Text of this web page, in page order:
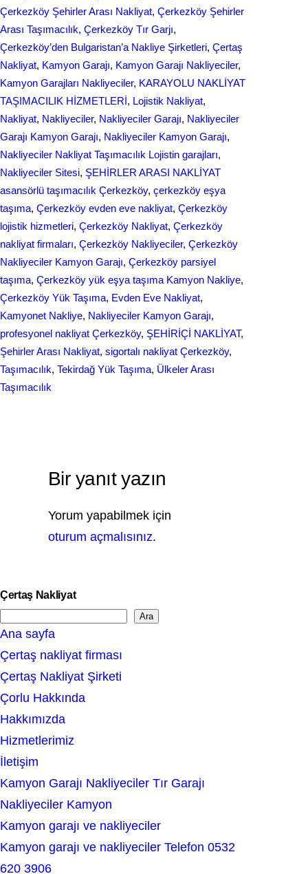
Çerkezköy Şehirler Arası Nakliyat, Çerkezköy Şehirler
Arası Taşımacılık, Çerkezköy Tır Garjı
Çerkezköy’den Bulgaristan’a Nakliye Şirketleri, Çertaş
Nakliyat, Kamyon Garajı, Kamyon Garajı Nakliyeciler
Kamyon Garajları Nakliyeciler, KARAYOLU NAKLİYAT
TAŞIMACILIK HİZMETLERİ, Lojistik Nakliyat
Nakliyat, Nakliyeciler, Nakliyeciler Garajı, Nakliyeciler
Garajı Kamyon Garajı, Nakliyeciler Kamyon Garajı
Nakliyeciler Nakliyat Taşımacılık Lojistin garajları
Nakliyeciler Sitesi, ŞEHİRLER ARASI NAKLİYAT
asansörlü taşımacılık Çerkezköy, çerkezköy eşya
taşıma, Çerkezköy evden eve nakliyat, Çerkezköy
lojistik hizmetleri, Çerkezköy Nakliyat, Çerkezköy
nakliyat firmaları, Çerkezköy Nakliyeciler, Çerkezköy
Nakliyeciler Kamyon Garajı, Çerkezköy parsiyel
taşıma, Çerkezköy yük eşya taşıma Kamyon Nakliye
Çerkezköy Yük Taşıma, Evden Eve Nakliyat
Kamyonet Nakliye, Nakliyeciler Kamyon Garajı
profesyonel nakliyat Çerkezköy, ŞEHİRİÇİ NAKLİYAT
Şehirler Arası Nakliyat, sigortalı nakliyat Çerkezköy
Taşımacılık, Tekirdağ Yük Taşıma, Ülkeler Arası
Taşımacılık
Bir yanıt yazın
Yorum yapabilmek için
oturum açmalısınız.
Çertaş Nakliyat
e
a
r
c
h
Ara
Ana sayfa
Çertaş nakliyat firması
Çertaş Nakliyat Şirketi
Çorlu Hakkında
Hakkımızda
Hizmetlerimiz
İletişim
Kamyon Garajı Nakliyeciler Tır Garajı
Nakliyeciler Kamyon
Kamyon garajı ve nakliyeciler
Kamyon garajı ve nakliyeciler Telefon 0532
620 3906